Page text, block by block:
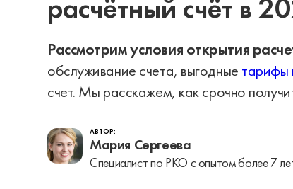
расчётный счёт в
Рассмотрим условия открытия
обслуживание счета, выгодные тарифы
счет. Мы расскажем, как срочно
АВТОР:
Мария Сергеева
Специалист по РКО с опытом более 7